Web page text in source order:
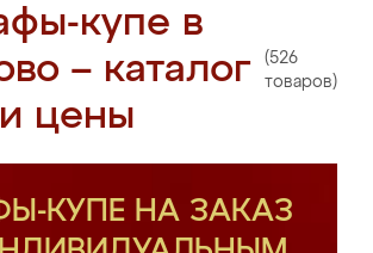
купе в
– каталог
и цены
(526
товаров)
КУПЕ НА ЗАКАЗ